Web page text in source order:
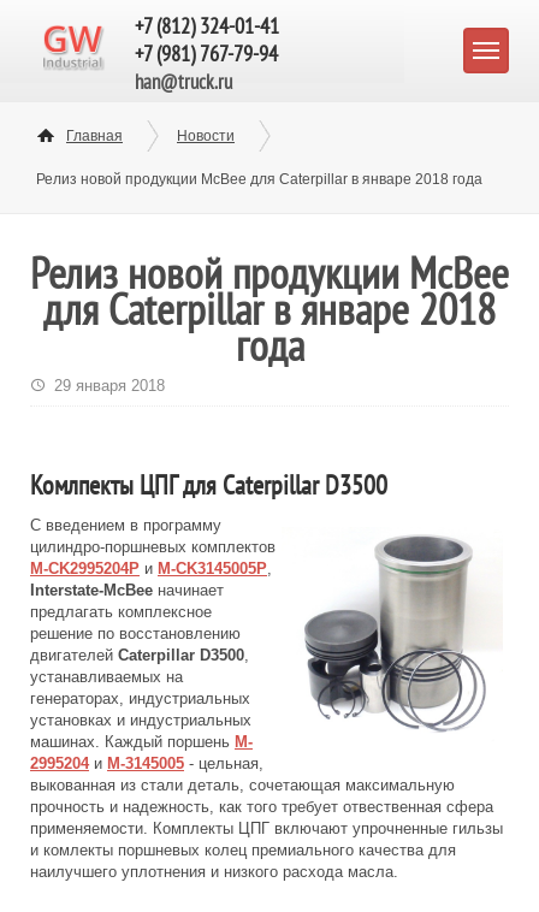
+7 (812) 324-01-41
+7 (981) 767-79-94
han@truck.ru
Главная Новости
Релиз новой продукции McBee для Caterpillar в январе 2018 года
Релиз новой продукции McBee
для Caterpillar в январе 2018
года
29 января 2018
Комлпекты ЦПГ для Caterpillar D3500
С введением в программу
цилиндро-поршневых комплектов
M-CK2995204P и M-CK3145005P,
Interstate-McBee начинает
предлагать комплексное
решение по восстановлению
двигателей Caterpillar D3500,
устанавливаемых на
генераторах, индустриальных
установках и индустриальных
машинах. Каждый поршень M-
2995204и M-3145005 - цельная,
выкованная из стали деталь, сочетающая максимальную
прочность и надежность, как того требует отвественная сфера
применяемости. Комплекты ЦПГ включают упрочненные гильзы
и комлекты поршневых колец премиального качества для
наилучшего уплотнения и низкого расхода масла.